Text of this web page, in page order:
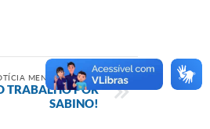
MENOS RECENTE
TRABALHO POR
SABINO!